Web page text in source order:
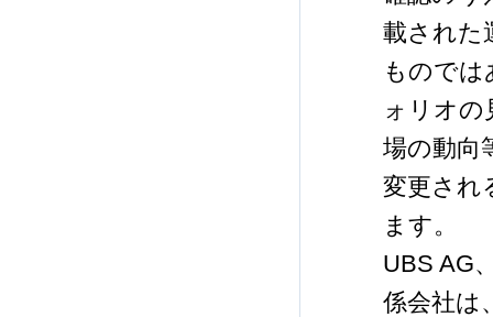
載された
もので
ォリオの
場の動向
変更され
ます。
UBS AG
係会社は